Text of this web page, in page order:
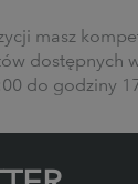
masz
dostępnych
do godziny